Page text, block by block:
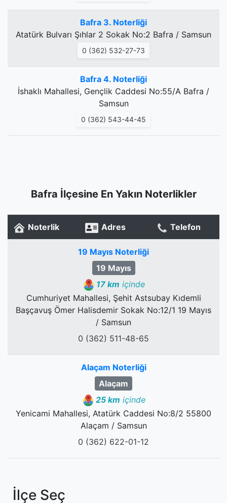
Bafra 3. Noterliği
Atatürk Bulvarı Şıhlar 2 Sokak No:2 Bafra / Samsun
0 (362) 532-27-73
Bafra 4. Noterliği
İshaklı Mahallesi, Gençlik Caddesi No:55/A Bafra /
Samsun
0 (362) 543-44-45
Bafra İlçesine En Yakın Noterlikler
Noterlik Adres Telefon
19 Mayıs Noterliği
19 Mayıs
17 km içinde
Cumhuriyet Mahallesi, Şehit Astsubay Kıdemli
Başçavuş Ömer Halisdemir Sokak No:12/1 19 Mayıs
/ Samsun
0 (362) 511-48-65
Alaçam Noterliği
Alaçam
25 km içinde
Yenicami Mahallesi, Atatürk Caddesi No:8/2 55800
Alaçam / Samsun
0 (362) 622-01-12
İlçe Seç